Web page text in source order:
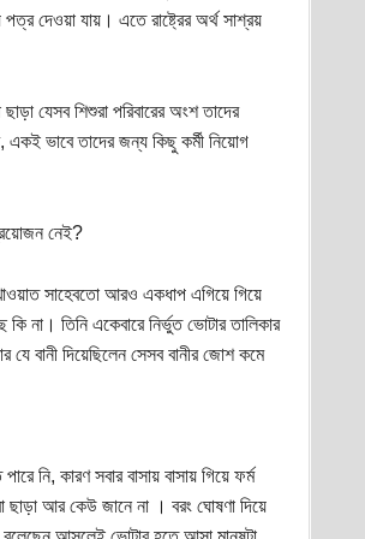
দেওয়া যায়। এতে রাষ্ট্রের অর্থ সাশ্রয়
যেসব শিশুরা পরিবারের অংশ তাদের
ভাবে তাদের জন্য কিছু কর্মী নিয়োগ
নেই?
সাহেবতো আরও একধাপ এগিয়ে গিয়ে
কি না। তিনি একেবারে নির্ভুত ভোটার তালিকার
বানী দিয়েছিলেন সেসব বানীর জোশ কমে
নি, কারণ সবার বাসায় বাসায় গিয়ে ফর্ম
ছাড়া আর কেউ জানে না । বরং ঘোষণা দিয়ে